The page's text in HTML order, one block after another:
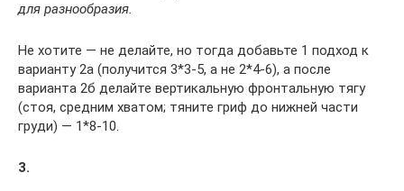
для разнообразия.
Не хотите — не делайте, но тогда добавьте 1 подход к
варианту 2а (получится 3*3-5, а не 2*4-6), а после
варианта 2б делайте вертикальную фронтальную тягу
(стоя, средним хватом; тяните гриф до нижней части
груди) — 1*8-10.
3.